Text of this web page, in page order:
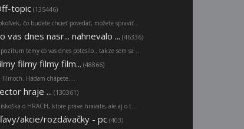
topic(135446)
čo budete chcieť povedať, možete spraviť...
vas dnes nasr... nahnevalo ... (46336)
temy co vas dnes potesilo , takze sem sa ...
filmy filmy film... (48866)
filmoch. Hádam chápete....
hraje ... (130361)
o HRACH, ktore prave hravate, ale aj o t...
akcie/rozdávačky - pc(403)